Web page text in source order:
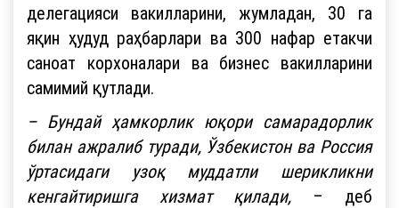
делегацияси вакилларини, жумладан, 30 га
яқин ҳудуд раҳбарлари ва 300 нафар етакчи
саноат корхоналари ва бизнес вакилларини
самимий қутлади.
– Бундай ҳамкорлик юқори самарадорлик
билан ажралиб туради, Ўзбекистон ва Россия
ўртасидаги узоқ муддатли шерикликни
кенгайтиришга хизмат қилади, – деб